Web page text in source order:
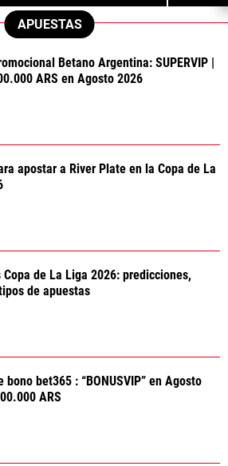
APUESTAS
Betano Argentina: SUPERVIP |
ARS en Agosto 2026
apostar a River Plate en la Copa de La
de La Liga 2026: predicciones,
de apuestas
bono bet365 : “BONUSVIP” en Agosto
ARS